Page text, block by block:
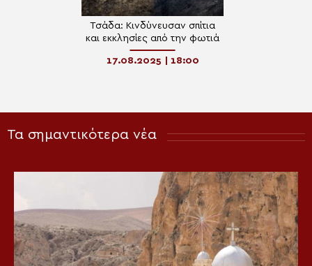
Τσάδα: Kινδύνευσαν σπίτια
και εκκλησίες από την φωτιά
17.08.2025 | 18:00
Τα σημαντικότερα νέα